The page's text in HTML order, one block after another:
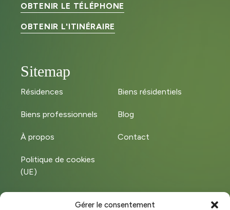
Gérer le consentement
OBTENIR LE TÉLÉPHONE
OBTENIR L'ITINÉRAIRE
Sitemap
Résidences Biens résidentiels
Biens professionnels Blog
À propos Contact
Politique de cookies
(UE)